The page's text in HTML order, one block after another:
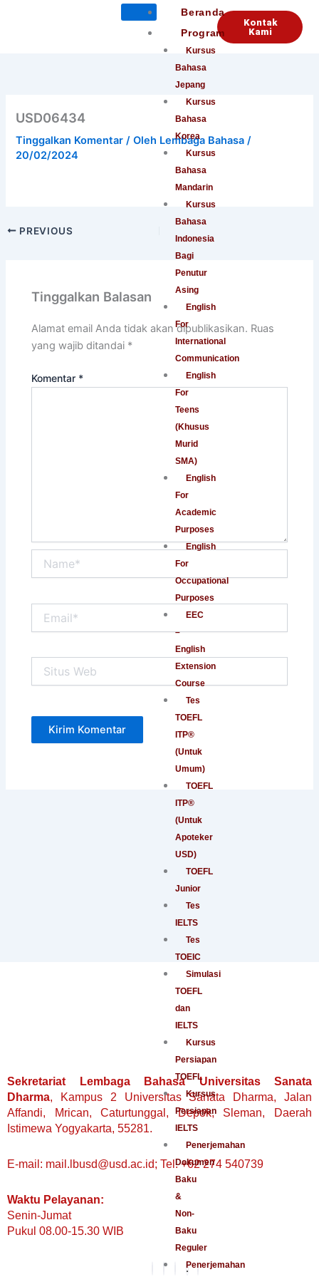
Beranda
Program
Kursus
Bahasa
Jepang
Kursus
Bahasa
Korea
Kursus
Bahasa
Mandarin
Kursus
Bahasa
Indonesia
Bagi
Penutur
Asing
English
For
International
Communication
English
For
Teens
(Khusus
Murid
SMA)
English
For
Academic
Purposes
English
For
Occupational
Purposes
EEC
–
English
Extension
Course
Tes
TOEFL
ITP®
(Untuk
Umum)
TOEFL
ITP®
(Untuk
Apoteker
USD)
TOEFL
Junior
Tes
IELTS
Tes
TOEIC
Simulasi
TOEFL
dan
IELTS
Kursus
Persiapan
TOEFL
Kursus
Persiapan
IELTS
Penerjemahan
Dokumen
Baku
&
Non-
Baku
Reguler
Penerjemahan
Kontak
Kami
USD06434
Tinggalkan Komentar / Oleh Lembaga Bahasa/
20/02/2024
PREVIOUS
Tinggalkan Balasan
Alamat email Anda tidak akan dipublikasikan. Ruas
yang wajib ditandai *
Komentar *
Web
Sekretariat Lembaga Bahasa Universitas Sanata
Dharma, Kampus 2 Universitas Sanata Dharma, Jalan
Affandi, Mrican, Caturtunggal, Depok, Sleman, Daerah
Istimewa Yogyakarta, 55281.
E-mail: mail.lbusd@usd.ac.id; Tel. +62 274 540739
Waktu Pelayanan:
Senin-Jumat
Pukul 08.00-15.30 WIB